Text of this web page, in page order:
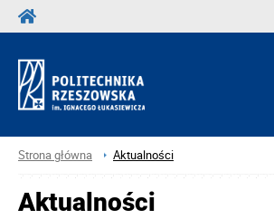
Strona główna Aktualności
Aktualności